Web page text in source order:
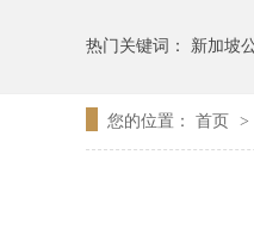
热门关键词： 新加坡
您的位置： 首页 >